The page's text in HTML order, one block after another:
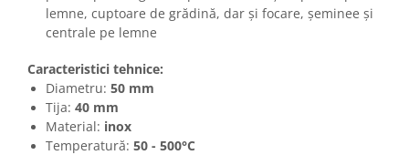
lemne, cuptoare de grădină, dar și focare, șeminee și
centrale pe lemne
Caracteristici tehnice:
Diametru: 50 mm
Tija: 40 mm
Material: inox
Temperatură: 50 - 500°C